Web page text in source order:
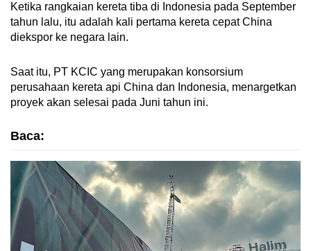
Ketika rangkaian kereta tiba di Indonesia pada September
tahun lalu, itu adalah kali pertama kereta cepat China
diekspor ke negara lain.
Saat itu, PT KCIC yang merupakan konsorsium
perusahaan kereta api China dan Indonesia, menargetkan
proyek akan selesai pada Juni tahun ini.
Baca: